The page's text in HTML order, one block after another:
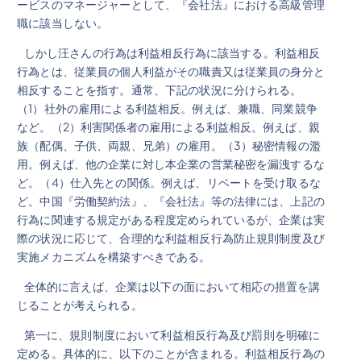
ービスのマネージャーとして、『会社法』における高級管理
職に該当しない。
しかし汪さんの行為は利益相反行為に該当する。利益相反
行為とは、従業員の個人利益がその職責又は従業員の身分と
相反することを指す。通常、下記の状況に分けられる。
（1）社外の雇用による利益相反。例えば、兼職、同業競争
など。（2）利害関係者の雇用による利益相反。例えば、親
族（配偶、子供、両親、兄弟）の雇用。（3）秘密情報の濫
用。例えば、他の企業に対し本企業の営業秘密を漏洩するな
ど。（4）仕入先との関係。例えば、リベートを受け取るな
ど。中国『労働契約法』、『会社法』等の法律には、上記の
行為に関連する規定がある程度定められているが、企業は実
際の状況に応じて、合理的な利益相反行為防止規則制度及び
実施メカニズムを構築すべきである。
全体的に言えば、企業は以下の面において相応の措置を講
じることが考えられる。
第一に、規則制度において利益相反行為及び罰則を明確に
定める。具体的に、以下のことが含まれる。利益相反行為の